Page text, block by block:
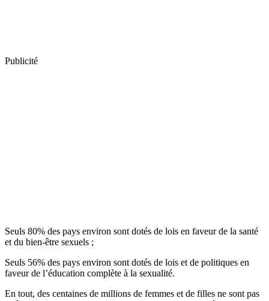
Publicité
Seuls 80% des pays environ sont dotés de lois en faveur de la santé
et du bien-être sexuels ;
Seuls 56% des pays environ sont dotés de lois et de politiques en
faveur de l’éducation complète à la sexualité.
En tout, des centaines de millions de femmes et de filles ne sont pas